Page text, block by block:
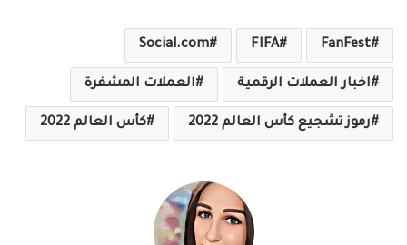
FanFest
FIFA
Social.com
اخبار العملات الرقمية العملات المشفرة
رموز تشجيع كأس العالم 2022 كأس العالم 2022